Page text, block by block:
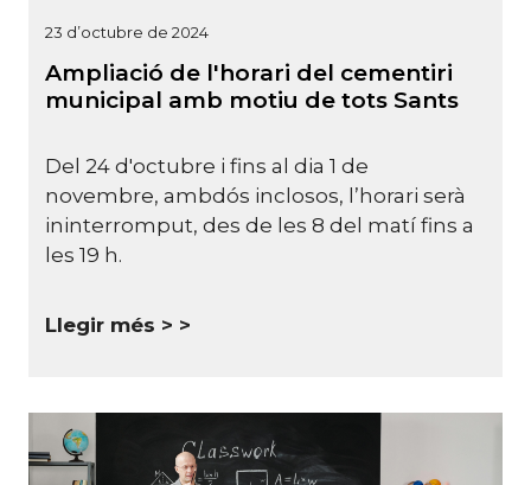
23 d’octubre de 2024
Ampliació de l'horari del cementiri
municipal amb motiu de tots Sants
Del 24 d'octubre i fins al dia 1 de
novembre, ambdós inclosos, l’horari serà
ininterromput, des de les 8 del matí fins a
les 19 h.
Llegir més >